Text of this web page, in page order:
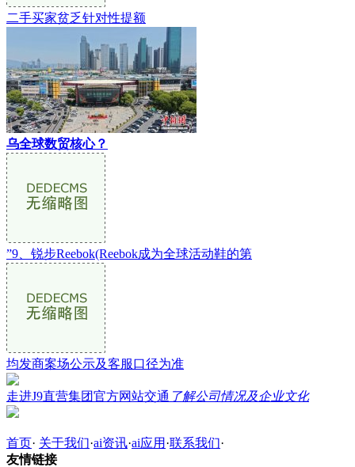
二手买家贫乏针对性提额
乌全球数贸核心？
”9、锐步Reebok(Reebok成为全球活动鞋的第
均发商案场公示及客服口径为准
走进J9直营集团官方网站交通 了解公司情况及企业文化
首页· 关于我们·ai资讯·ai应用 ·联系我们·
友情链接